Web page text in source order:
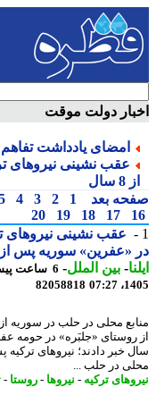
دولت موقت
امضای یادداشت تفاهم
عقب نشینی نیروهای
بعد
1
2
3
4
5
6
17
18
19
20
عقب نشینی نیروهای
سوریه پس از 8 سال
-بین الملل-
82058818
محلی در حلب در سوریه از
«جلبَره» در حومه
خبر دادند؛ نیروهای ترکیه پس
در حلب ...
ترکیه-نیروها-روستا-